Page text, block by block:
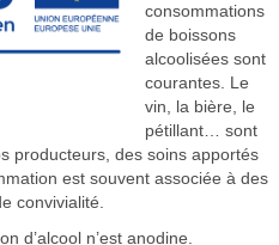
consommations
de boissons
alcoolisées sont
courantes. Le
vin, la bière, le
pétillant… sont
producteurs, des soins apportés
est souvent associée à des
convivialité.
d’alcool n’est anodine.